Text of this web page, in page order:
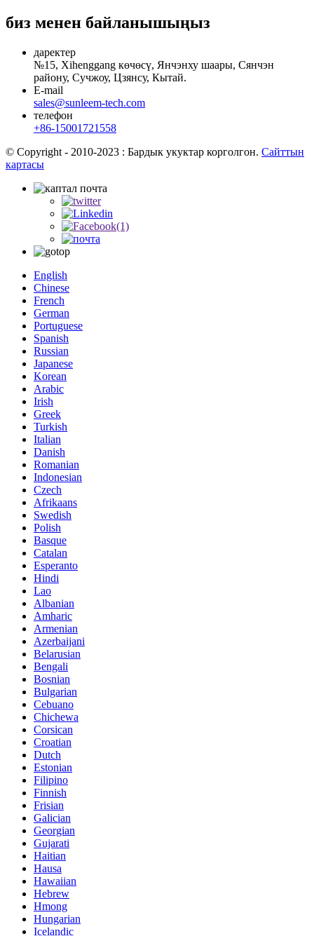
биз менен байланышыңыз
даректер
№15, Xihenggang көчөсү, Янчэнху шаары, Сянчэн
району, Сучжоу, Цзянсу, Кытай.
E-mail
sales@sunleem-tech.com
телефон
+86-15001721558
© Copyright - 2010-2023 : Бардык укуктар корголгон. Сайттын
картасы
English
Chinese
French
German
Portuguese
Spanish
Russian
Japanese
Korean
Arabic
Irish
Greek
Turkish
Italian
Danish
Romanian
Indonesian
Czech
Afrikaans
Swedish
Polish
Basque
Catalan
Esperanto
Hindi
Lao
Albanian
Amharic
Armenian
Azerbaijani
Belarusian
Bengali
Bosnian
Bulgarian
Cebuano
Chichewa
Corsican
Croatian
Dutch
Estonian
Filipino
Finnish
Frisian
Galician
Georgian
Gujarati
Haitian
Hausa
Hawaiian
Hebrew
Hmong
Hungarian
Icelandic